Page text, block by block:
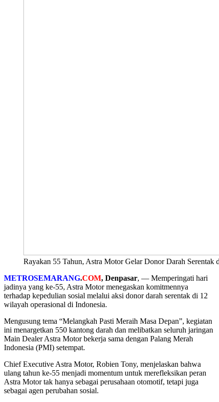
Rayakan 55 Tahun, Astra Motor Gelar Donor Darah
METROSEMARANG.COM, Denpasar, — Memperingati hari
jadinya yang ke-55, Astra Motor menegaskan komitmennya
terhadap kepedulian sosial melalui aksi donor darah serentak di 12
wilayah operasional di Indonesia.
Mengusung tema “Melangkah Pasti Meraih Masa Depan”, kegiatan
ini menargetkan 550 kantong darah dan melibatkan seluruh jaringan
Main Dealer Astra Motor bekerja sama dengan Palang Merah
Indonesia (PMI) setempat.
Chief Executive Astra Motor, Robien Tony, menjelaskan bahwa
ulang tahun ke-55 menjadi momentum untuk merefleksikan peran
Astra Motor tak hanya sebagai perusahaan otomotif, tetapi juga
sebagai agen perubahan sosial.